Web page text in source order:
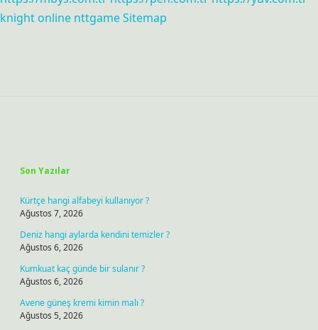
knight online nttgameSitemap
Son Yazılar
Kürtçe hangi alfabeyi kullanıyor ?
Ağustos 7, 2026
Deniz hangi aylarda kendini temizler ?
Ağustos 6, 2026
Kumkuat kaç günde bir sulanır ?
Ağustos 6, 2026
Avene güneş kremi kimin malı ?
Ağustos 5, 2026